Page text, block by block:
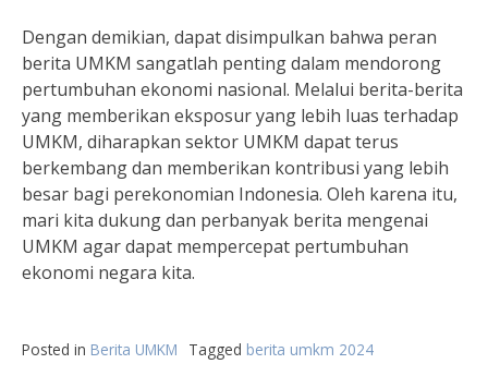
Dengan demikian, dapat disimpulkan bahwa peran
berita UMKM sangatlah penting dalam mendorong
pertumbuhan ekonomi nasional. Melalui berita-berita
yang memberikan eksposur yang lebih luas terhadap
UMKM, diharapkan sektor UMKM dapat terus
berkembang dan memberikan kontribusi yang lebih
besar bagi perekonomian Indonesia. Oleh karena itu,
mari kita dukung dan perbanyak berita mengenai
UMKM agar dapat mempercepat pertumbuhan
ekonomi negara kita.
Posted in Berita UMKM Tagged berita umkm 2024